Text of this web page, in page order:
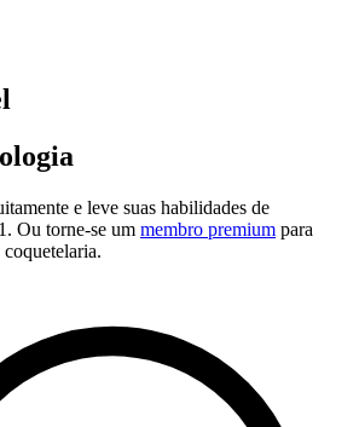
e leve suas habilidades de
Ou torne-se um membro premium para